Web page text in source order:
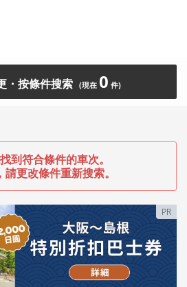
・按條件搜索 0
到符合條件的車次。
更改條件重新搜索。
PR